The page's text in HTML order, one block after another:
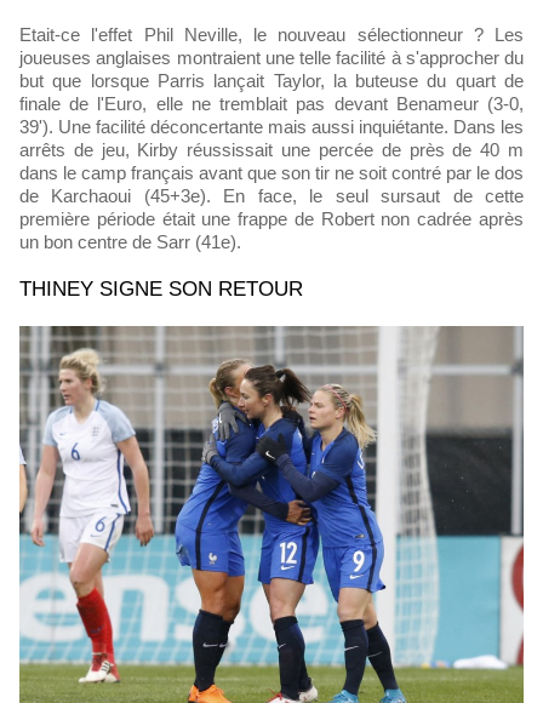
Etait-ce l'effet Phil Neville, le nouveau sélectionneur ? Les
joueuses anglaises montraient une telle facilité à s'approcher du
but que lorsque Parris lançait Taylor, la buteuse du quart de
finale de l'Euro, elle ne tremblait pas devant Benameur (3-0,
39'). Une facilité déconcertante mais aussi inquiétante. Dans les
arrêts de jeu, Kirby réussissait une percée de près de 40 m
dans le camp français avant que son tir ne soit contré par le dos
de Karchaoui (45+3e). En face, le seul sursaut de cette
première période était une frappe de Robert non cadrée après
un bon centre de Sarr (41e).
THINEY SIGNE SON RETOUR